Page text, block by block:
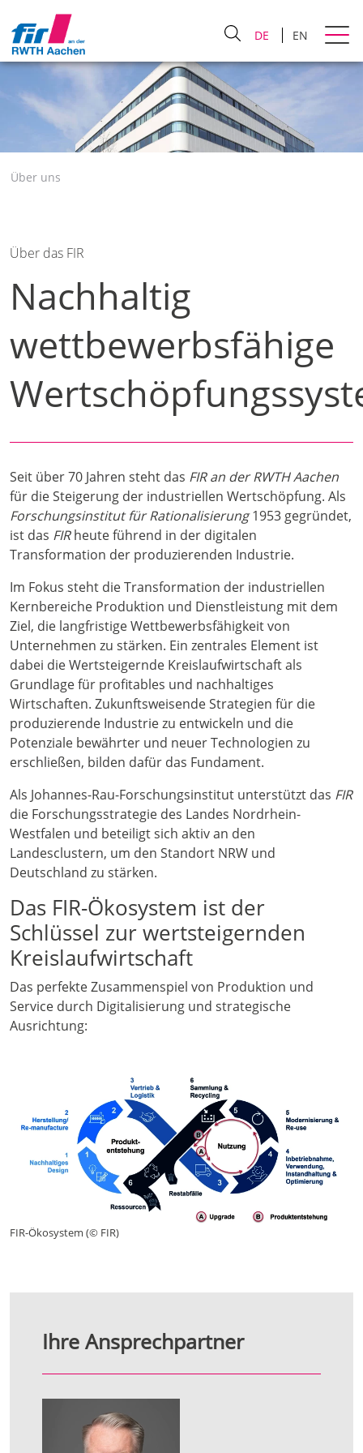
DE EN
Über uns
Über das FIR
Nachhaltig
wettbewerbsfähige
Seit über 70 Jahren steht das FIR an der RWTH Aachen
für die Steigerung der industriellen Wertschöpfung. Als
Forschungsinstitut für Rationalisierung1953 gegründet,
ist das FIRheute führend in der digitalen
Transformation der produzierenden Industrie.
Im Fokus steht die Transformation der industriellen
Kernbereiche Produktion und Dienstleistung mit dem
Ziel, die langfristige Wettbewerbsfähigkeit von
Unternehmen zu stärken. Ein zentrales Element ist
dabei die Wertsteigernde Kreislaufwirtschaft als
Grundlage für profitables und nachhaltiges
Wirtschaften. Zukunftsweisende Strategien für die
produzierende Industrie zu entwickeln und die
Potenziale bewährter und neuer Technologien zu
erschließen, bilden dafür das Fundament.
Als Johannes-Rau-Forschungsinstitut unterstützt das FIR
die Forschungsstrategie des Landes Nordrhein-
Westfalen und beteiligt sich aktiv an den
Landesclustern, um den Standort NRW und
Deutschland zu stärken.
Das FIR-Ökosystem ist der
Schlüssel zur wertsteigernden
Kreislaufwirtschaft
Das perfekte Zusammenspiel von Produktion und
Service durch Digitalisierung und strategische
Ausrichtung:
FIR-Ökosystem (© FIR)
Ihre Ansprechpartner